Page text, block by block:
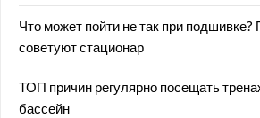
Что может пойти не так при подшивке?
советуют стационар
ТОП причин регулярно посещать
бассейн